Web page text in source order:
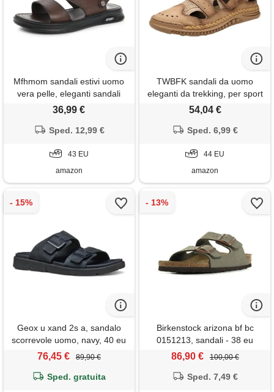
Mfhmom sandali estivi uomo
vera pelle, eleganti sandali
uomo pelle 46, sandali da
sandali da passeggio uomo in
per attività all'aria aperta
36,99 €
Sped. 12,99 €
43 EU
amazon
TWBFK sandali da uomo
eleganti da trekking, per sport
all'aria aperta, sandali chiusi,
trekking, ortopedici, leggeri,
54,04 €
Sped. 6,99 €
44 EU
amazon
Geox u xand 2s a, sandalo
scorrevole uomo, navy, 40 eu
76,45 € 89,90 €
Sped. gratuita
Birkenstock arizona bf bc
0151213, sandali - 38 eu
86,90 € 100,00 €
Sped. 7,49 €